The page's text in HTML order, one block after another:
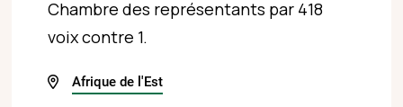
Chambre des représentants par 418
voix contre 1.
Afrique de l'Est